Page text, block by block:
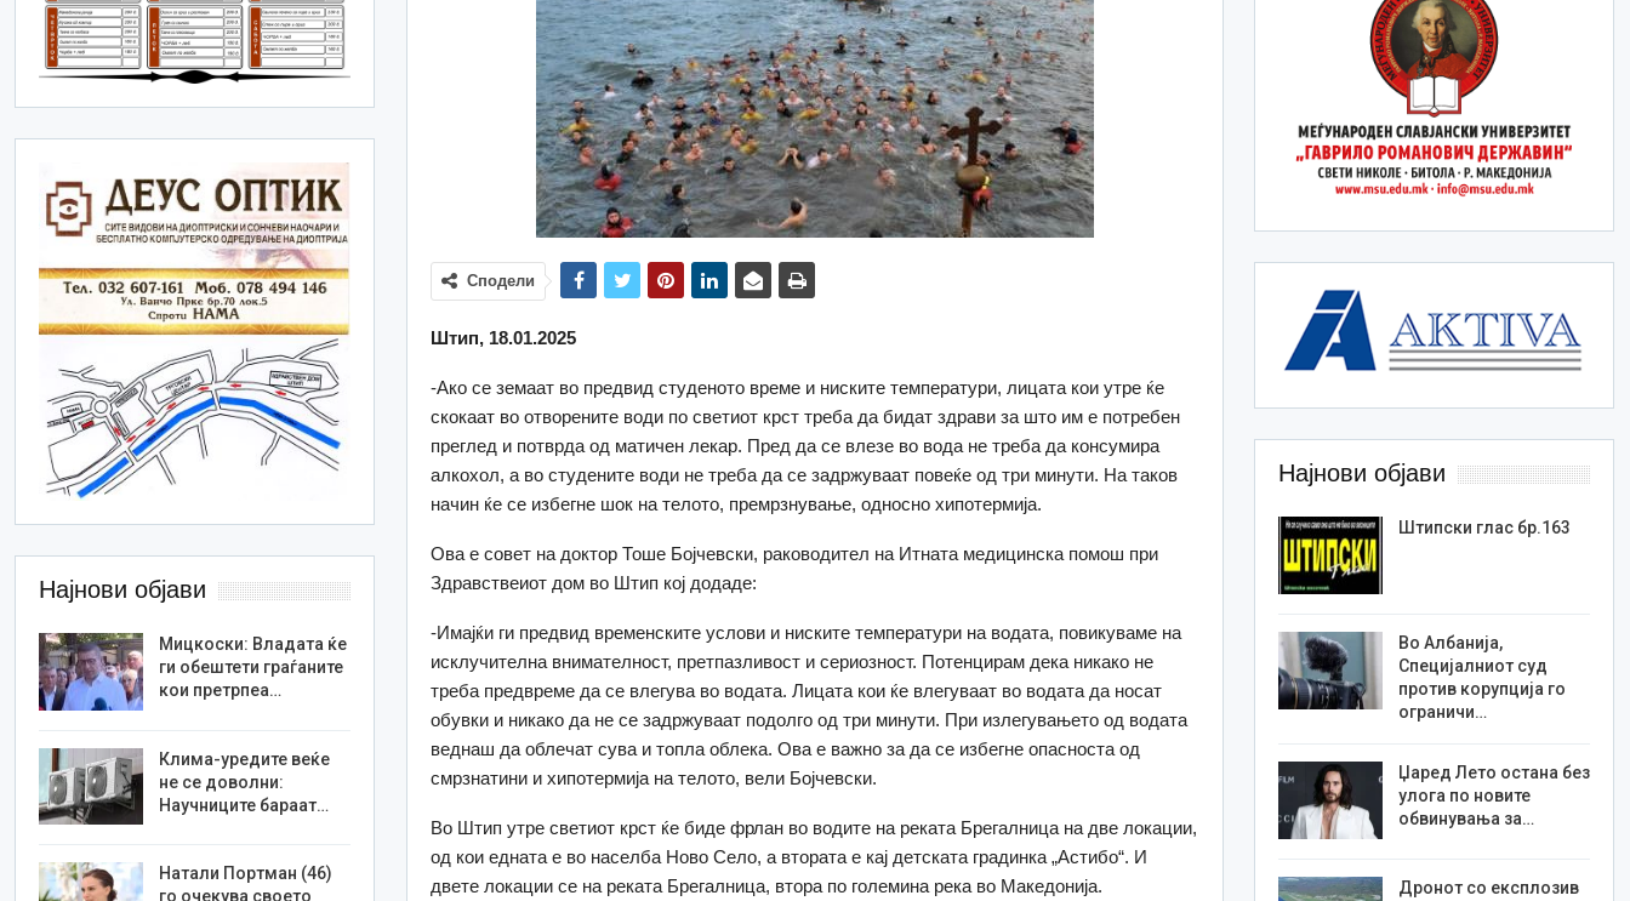
Сподели
Штип, 18.01.2025
-Ако се земаат во предвид студеното време и ниските температури, лицата кои утре ќе
скокаат во отворените води по светиот крст треба да бидат здрави за што им е потребен
преглед и потврда од матичен лекар. Пред да се влезе во вода не треба да консумира
алкохол, а во студените води не треба да се задржуваат повеќе од три минути. На таков
начин ќе се избегне шок на телото, премрзнување, односно хипотермија.
Ова е совет на доктор Тоше Бојчевски, раководител на Итната медицинска помош при
Здравствеиот дом во Штип кој додаде:
-Имајќи ги предвид временските услови и ниските температури на водата, повикуваме на
исклучителна внимателност, претпазливост и сериозност. Потенцирам дека никако не
треба предвреме да се влегува во водата. Лицата кои ќе влегуваат во водата да носат
обувки и никако да не се задржуваат подолго од три минути. При излегувањето од водата
веднаш да облечат сува и топла облека. Ова е важно за да се избегне опасноста од
смрзнатини и хипотермија на телото, вели Бојчевски.
Во Штип утре светиот крст ќе биде фрлан во водите на реката Брегалница на две локации,
од кои едната е во населба Ново Село, а втората е кај детската градинка „Астибо“. И
двете локации се на реката Брегалница, втора по големина река во Македонија.
Најнови објави
Штипски глас бр.163
Во Албанија,
Специјалниот суд
против корупција го
ограничи…
Џаред Лето остана без
улога по новите
обвинувања за…
Дронот со експлозив
Најнови објави
Мицкоски: Владата ќе
ги обештети граѓаните
кои претрпеа…
Клима-уредите веќе
не се доволни:
Научниците бараат…
Натали Портман (46)
го очекува своето